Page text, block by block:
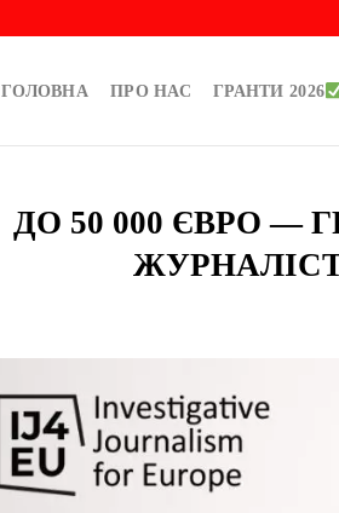
ГОЛОВНА ПРО НАС ГРАНТИ 2026
ДО 50 000 ЄВРО —